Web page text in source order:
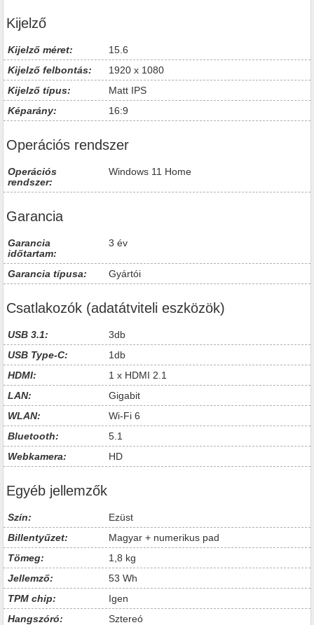
Kijelző
Kijelző méret:
15.6
Kijelző felbontás:
1920 x 1080
Kijelző típus:
Matt IPS
Képarány:
16:9
Operációs rendszer
Operációs
rendszer:
Windows 11 Home
Garancia
Garancia
időtartam:
3 év
Garancia típusa: Gyártói
Csatlakozók (adatátviteli eszközök)
USB 3.1:
3db
USB Type-C:
1db
HDMI:
1 x HDMI 2.1
LAN:
Gigabit
WLAN:
Wi-Fi 6
Bluetooth:
5.1
Webkamera:
HD
Egyéb jellemzők
Szín:
Ezüst
Billentyűzet:
Magyar + numerikus pad
Tömeg:
1,8 kg
Jellemző:
53 Wh
TPM chip:
Igen
Hangszóró:
Sztereó